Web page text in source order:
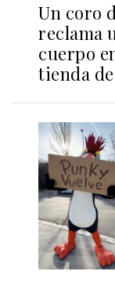
Un coro
reclama
cuerpo
tienda